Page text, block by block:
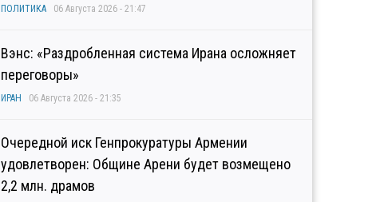
ПОЛИТИКА 06 Августа 2026 - 21:47
Вэнс: «Раздробленная система Ирана осложняет
переговоры»
ИРАН 06 Августа 2026 - 21:35
Очередной иск Генпрокуратуры Армении
удовлетворен: Общине Арени будет возмещено
2,2 млн. драмов